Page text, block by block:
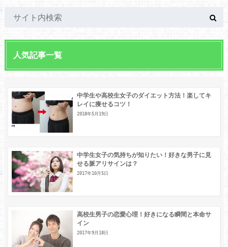
人気記事一覧
中学生や高校生女子のダイエット方法！楽してキ
レイに痩せるコツ！
2018年5月19日
中学生女子の気持ちが知りたい！好きな男子に見
せる脈アリサインは？
2017年10月5日
高校生男子の恋愛心理！好きになる瞬間と本命サ
イン
2017年9月18日